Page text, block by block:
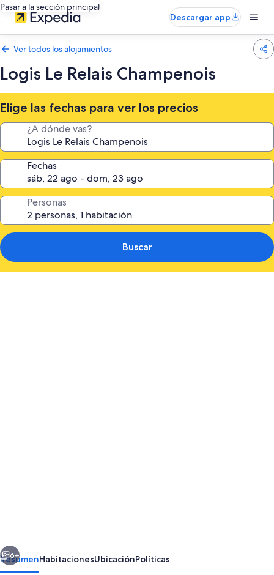
Pasar a la sección principal
Descargar app
Ver todos los alojamientos
Logis Le Relais Champenois
Elige las fechas para ver los precios
¿A dónde vas?
Fechas
Personas
Buscar
Siguiente
6+
ResumenHabitacionesUbicaciónPolíticas